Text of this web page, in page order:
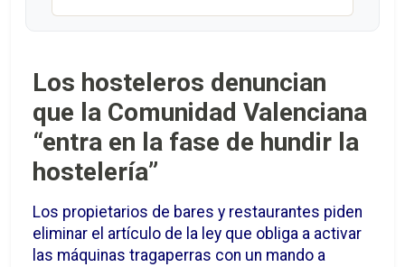
Los hosteleros denuncian
que la Comunidad Valenciana
“entra en la fase de hundir la
hostelería”
Los propietarios de bares y restaurantes piden
eliminar el artículo de la ley que obliga a activar
las máquinas tragaperras con un mando a